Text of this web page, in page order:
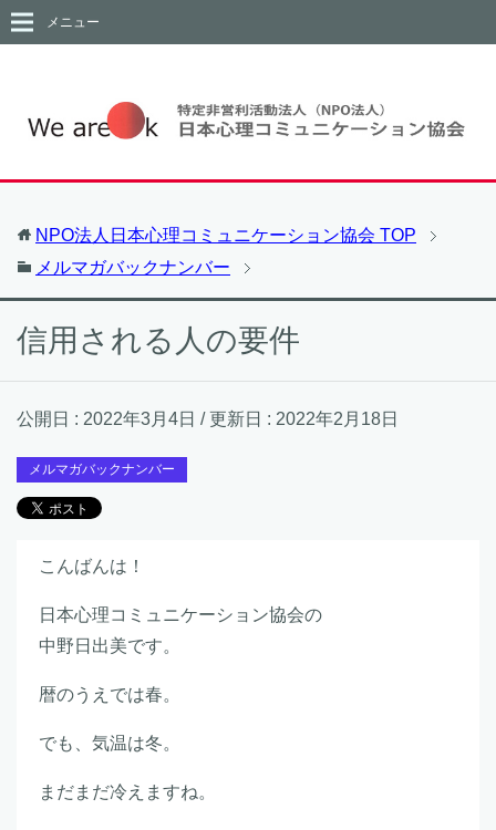
メニュー
NPO法人日本心理コミュニケーション協会 TOP
メルマガバックナンバー
信用される人の要件
公開日 : 2022年3月4日 / 更新日 : 2022年2月18日
メルマガバックナンバー
こんばんは！
日本心理コミュニケーション協会の
中野日出美です。
暦のうえでは春。
でも、気温は冬。
まだまだ冷えますね。